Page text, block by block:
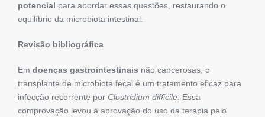
potencial para abordar essas questões, restaurando o
equilíbrio da microbiota intestinal.
Revisão bibliográfica
Em doenças gastrointestinais não cancerosas, o
transplante de microbiota fecal é um tratamento eficaz para
infecção recorrente por Clostridium difficile. Essa
comprovação levou à aprovação do uso da terapia pelo